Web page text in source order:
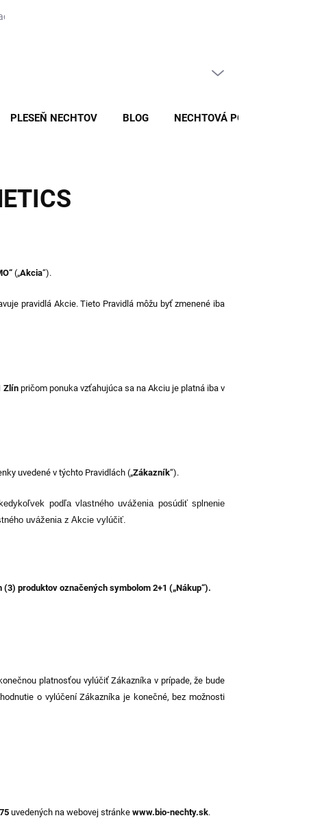
a ochrany osobných údajov v spoločnosti BIO NAILS EP s.r.o.
PLESEŇ NECHTOV BLOG NECHTOVÁ PORADNA
“ („Akcia“).
pravidlá Akcie. Tieto Pravidlá môžu byť zmenené iba
Zlín pričom ponuka vzťahujúca sa na Akciu je platná iba v
uvedené v týchto Pravidlách („Zákazník“).
podľa vlastného uváženia posúdiť splnenie
uváženia z Akcie vylúčiť.
(3) produktov označených symbolom 2+1 („Nákup“).
platnosťou vylúčiť Zákazníka v prípade, že bude
o vylúčení Zákazníka je konečné, bez možnosti
uvedených na webovej stránke www.bio-nechty.sk.